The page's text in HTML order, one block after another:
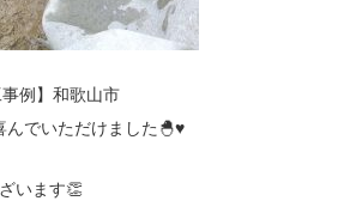
例】和歌山市
でいただけました🐣♥
います👏